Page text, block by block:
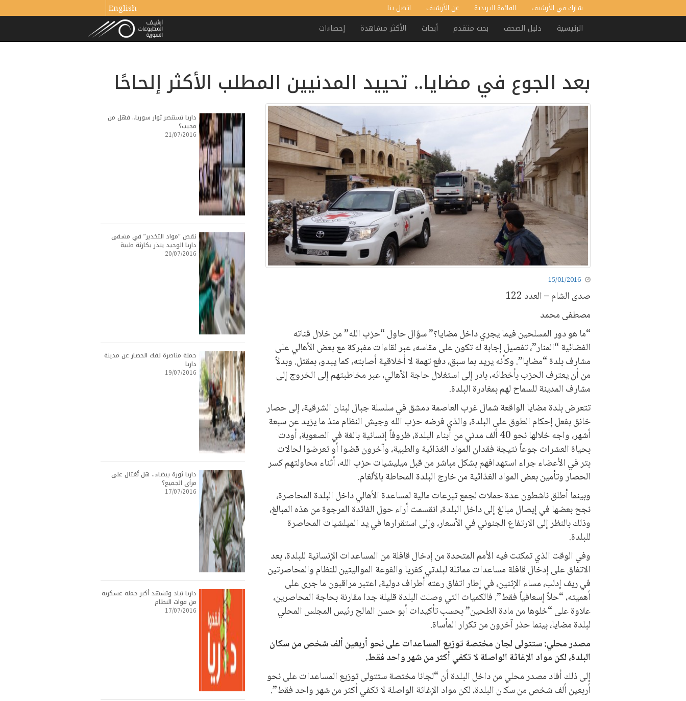
شارك في الأرشيف القائمة البريدية عن الأرشيف اتصل بنا English
الرئيسية دليل الصحف بحث متقدم أبحاث الأكثر مشاهدة إحصاءات
بعد الجوع في مضايا.. تحييد المدنيين المطلب الأكثر إلحاحًا
15/01/2016
صدى الشام – العدد 122
مصطفى محمد
“ما هو دور المسلحين فيما يجري داخل مضايا؟” سؤال حاول “حزب الله” من خلال قناته
الفضائية “المنار”، تفصيل إجابة له تكون على مقاسه، عبر لقاءات مفبركة مع بعض الأهالي على
مشارف بلدة “مضايا”. وكأنه يريد بما سبق، دفع تهمة لا أخلاقية أصابته، كما يبدو، بمقتل. وبدلاً
من أن يعترف الحزب بأخطائه، بادر إلى استغلال حاجة الأهالي، عبر مخاطبتهم إلى الخروج إلى
مشارف المدينة للسماح لهم بمغادرة البلدة.
تتعرض بلدة مضايا الواقعة شمال غرب العاصمة دمشق في سلسلة جبال لبنان الشرقية، إلى حصار
خانق بفعل إحكام الطوق على البلدة، والذي فرضه حزب الله وجيش النظام منذ ما يزيد عن سبعة
أشهر، واجه خلالها نحو 40 ألف مدني من أبناء البلدة، ظروفاً إنسانية بالغة في الصعوبة، أودت
بحياة العشرات جوعاً نتيجة فقدان المواد الغذائية والطبية، وآخرون قضوا أو تعرضوا لحالات
بتر في الأعضاء جراء استهدافهم بشكل مباشر من قبل ميليشيات حزب الله، أثناء محاولتهم كسر
الحصار وتأمين بعض المواد الغذائية من خارج البلدة المحاطة بالألغام.
وبينما أطلق ناشطون عدة حملات لجمع تبرعات مالية لمساعدة الأهالي داخل البلدة المحاصرة،
نجح بعضها في إيصال مبالغ إلى داخل البلدة، انقسمت أراء حول الفائدة المرجوة من هذه المبالغ،
وذلك بالنظر إلى الارتفاع الجنوني في الأسعار، وإلى استقرارها في يد الميلشيات المحاصرة
للبلدة.
وفي الوقت الذي تمكنت فيه الأمم المتحدة من إدخال قافلة من المساعدات الإنسانية للبلدة، بعد
الاتفاق على إدخال قافلة مساعدات مماثلة لبلدتي كفريا والفوعة المواليتين للنظام والمحاصرتين
في ريف إدلب، مساء الإثنين، في إطار اتفاق رعته أطراف دولية، اعتبر مراقبون ما جرى على
أهميته، “حلاً إسعافياً فقط”. فالكميات التي وصلت البلدة قليلة جدا مقارنة بحاجة المحاصرين،
علاوة على “خلوها من مادة الطحين” بحسب تأكيدات أبو حسن المالح رئيس المجلس المحلي
لبلدة مضايا، بينما حذر آخرون من تكرار المأساة.
مصدر محلي: ستتولى لجان مختصة توزيع المساعدات على نحو أربعين ألف شخص من سكان
البلدة، لكن مواد الإغاثة الواصلة لا تكفي أكثر من شهر واحد فقط.
إلى ذلك أفاد مصدر محلي من داخل البلدة أن “لجانا مختصة ستتولى توزيع المساعدات على نحو
أربعين ألف شخص من سكان البلدة، لكن مواد الإغاثة الواصلة لا تكفي أكثر من شهر واحد فقط”.
داريا تستنصر ثوار سوريا.. فهل من
مجيب؟
21/07/2016
نقص “مواد التخدير” في مشفى
داريا الوحيد ينذر بكارثة طبية
20/07/2016
حملة مناصرة لفك الحصار عن مدينة
داريا
19/07/2016
داريا ثورة بيضاء.. هل تُغتال على
مرأى الجميع؟
17/07/2016
داريا تباد وتشهد أكبر حملة عسكرية
من قوات النظام
17/07/2016